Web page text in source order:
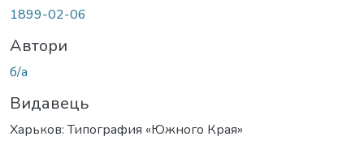
1899-02-06
Автори
б/а
Видавець
Харьков: Типография «Южного Края»